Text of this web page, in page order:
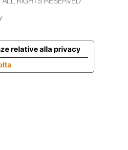
RIGHTS RESERVED
relative alla privacy